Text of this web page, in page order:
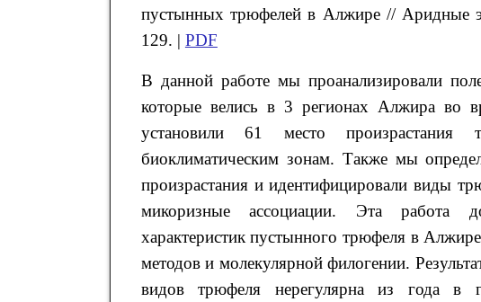
пустынных трюфелей в Алжире //
129. | PDF
В данной работе мы проанализировали
которые велись в 3 регионах Алжира во
установили 61 место произрастания
биоклиматическим зонам. Также мы
произрастания и идентифицировали виды
микоризные ассоциации. Эта работа
характеристик пустынного трюфеля в
методов и молекулярной филогении.
видов трюфеля нерегулярна из года в